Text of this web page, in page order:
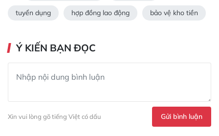
tuyển dụng hợp đồng lao động bảo vệ kho tiền
Ý KIẾN BẠN ĐỌC
Xin vui lòng gõ tiếng Việt có dấu Gửi bình luận